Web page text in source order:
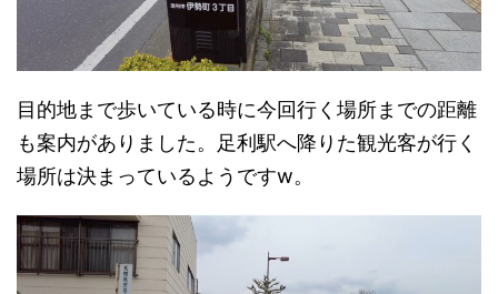
目的地まで歩いている時に今回行く場所までの距離
も案内がありました。足利駅へ降りた観光客が行く
場所は決まっているようですw。